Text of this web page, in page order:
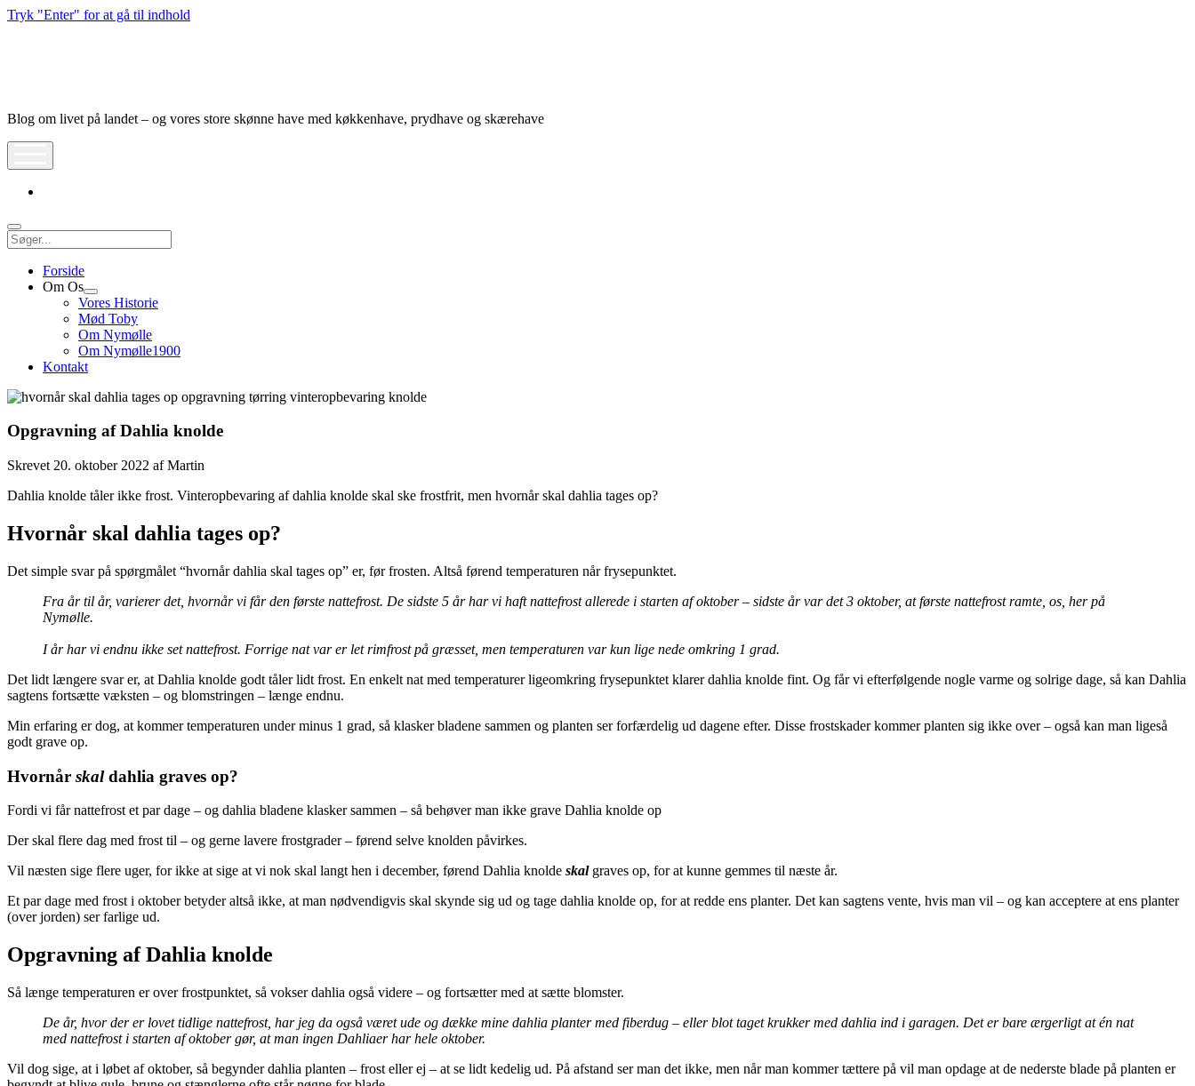
Tryk "Enter" for at gå til indhold
Blog om livet på landet – og vores store skønne have med køkkenhave, prydhave og skærehave
Søg
Forside
Om Os
Åbn
dropdown
meny
Vores Historie
Mød Toby
Om Nymølle
Om Nymølle1900
Kontakt
Opgravning af Dahlia knolde
Skrevet 20. oktober 2022 afMartin
Dahlia knolde tåler ikke frost. Vinteropbevaring af dahlia knolde skal ske frostfrit, men hvornår skal dahlia tages op?
Hvornår skal dahlia tages op?
Det simple svar på spørgmålet “hvornår dahlia skal tages op” er, før frosten. Altså førend temperaturen når frysepunktet.
Fra år til år, varierer det, hvornår vi får den første nattefrost. De sidste 5 år har vi haft nattefrost allerede i starten af oktober – sidste år var det 3 oktober, at første nattefrost ramte, os, her på
Nymølle.
I år har vi endnu ikke set nattefrost. Forrige nat var er let rimfrost på græsset, men temperaturen var kun lige nede omkring 1 grad.
Det lidt længere svar er, at Dahlia knolde godt tåler lidt frost. En enkelt nat med temperaturer ligeomkring frysepunktet klarer dahlia knolde fint. Og får vi efterfølgende nogle varme og solrige dage, så kan Dahlia
sagtens fortsætte væksten – og blomstringen – længe endnu.
Min erfaring er dog, at kommer temperaturen under minus 1 grad, så klasker bladene sammen og planten ser forfærdelig ud dagene efter. Disse frostskader kommer planten sig ikke over – også kan man ligeså
godt grave op.
Hvornår skaldahlia graves op?
Fordi vi får nattefrost et par dage – og dahlia bladene klasker sammen – så behøver man ikke grave Dahlia knolde op
Der skal flere dag med frost til – og gerne lavere frostgrader – førend selve knolden påvirkes.
Vil næsten sige flere uger, for ikke at sige at vi nok skal langt hen i december, førend Dahlia knolde skalgraves op, for at kunne gemmes til næste år.
Et par dage med frost i oktober betyder altså ikke, at man nødvendigvis skal skynde sig ud og tage dahlia knolde op, for at redde ens planter. Det kan sagtens vente, hvis man vil – og kan acceptere at ens planter
(over jorden) ser farlige ud.
Opgravning af Dahlia knolde
Så længe temperaturen er over frostpunktet, så vokser dahlia også videre – og fortsætter med at sætte blomster.
De år, hvor der er lovet tidlige nattefrost, har jeg da også været ude og dække mine dahlia planter med fiberdug – eller blot taget krukker med dahlia ind i garagen. Det er bare ærgerligt at én nat
med nattefrost i starten af oktober gør, at man ingen Dahliaer har hele oktober.
Vil dog sige, at i løbet af oktober, så begynder dahlia planten – frost eller ej – at se lidt kedelig ud. På afstand ser man det ikke, men når man kommer tættere på vil man opdage at de nederste blade på planten er